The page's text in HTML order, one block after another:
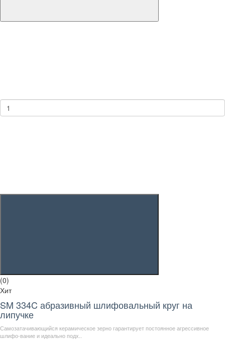
(0)
Хит
SM 334C абразивный шлифовальный круг на
липучке
Самозатачивающийся керамическое зерно гарантирует постоянное агрессивное
шлифо-вание и идеально подх..